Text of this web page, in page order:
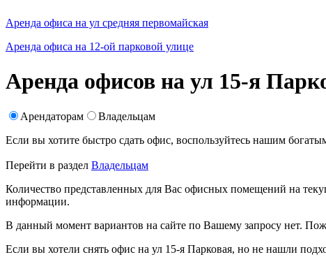
Аренда офиса на ул средняя первомайская
Аренда офиса на 12-ой парковой улице
Аренда офисов на ул 15-я
Арендаторам
Владельцам
Если вы хотите быстро сдать офис, воспользуйтесь нашим
Перейти в раздел Владельцам
Количество представленных для Вас офисных помещений на
информации.
В данный момент вариантов на сайте по Вашему запросу нет.
Если вы хотели снять офис на ул 15-я Парковая, но не нашли